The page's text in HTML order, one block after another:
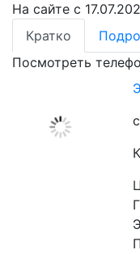
На сайте с
Кратко
Посмотреть